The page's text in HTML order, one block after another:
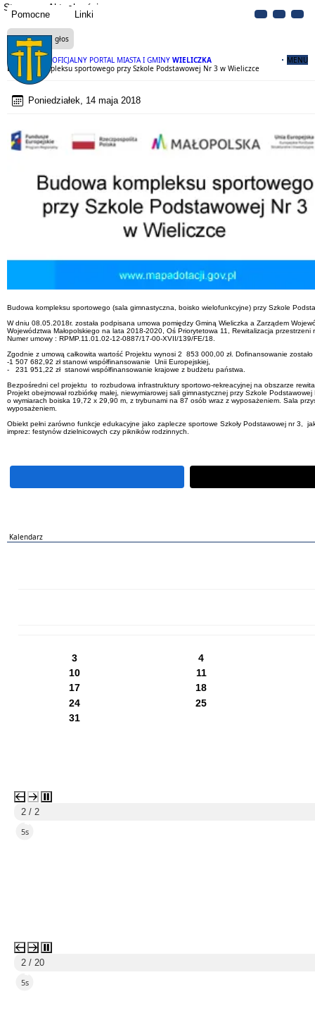
Pomocne Linki
OFICJALNY PORTAL MIASTA I GMINY WIELICZKA MENU
Strona Aktualności
Czytaj na głos
Budowa kompleksu sportowego przy Szkole Podstawowej Nr 3 w Wieliczce
Poniedziałek, 14 maja 2018
Budowa kompleksu sportowego (sala gimnastyczna, boisko wielofunkcyjne) przy Szkole
W dniu 08.05.2018r. została podpisana umowa pomiędzy Gminą Wieliczka a Zarządem
Województwa Małopolskiego na lata 2018-2020, Oś Priorytetowa 11, Rewitalizacja
Numer umowy : RPMP.11.01.02-12-0887/17-00-XVII/139/FE/18.
Zgodnie z umową całkowita wartość Projektu wynosi 2 853 000,00 zł. Dofinansowanie
-1 507 682,92 zł stanowi współfinansowanie Unii Europejskiej,
- 231 951,22 zł stanowi współfinansowanie krajowe z budżetu państwa.
Bezpośredni cel projektu to rozbudowa infrastruktury sportowo-rekreacyjnej na obszarze
Projekt obejmował rozbiórkę małej, niewymiarowej sali gimnastycznej przy Szkole
o wymiarach boiska 19,72 x 29,90 m, z trybunami na 87 osób wraz z wyposażeniem. Sala
wyposażeniem.
Obiekt pełni zarówno funkcje edukacyjne jako zaplecze sportowe Szkoły Podstawowej nr 3,
imprez: festynów dzielnicowych czy pikników rodzinnych.
Kalendarz
3
4
10
11
17
18
24
25
31
2 / 2
4s
2 / 20
4s